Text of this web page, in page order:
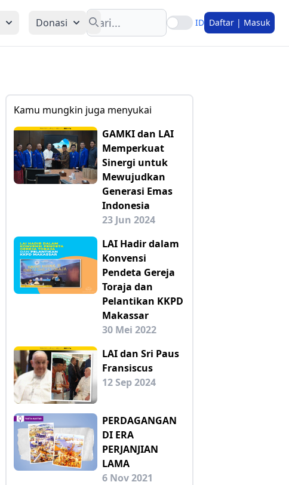
Donasi
Search
ID Daftar | Masuk
Kamu mungkin juga menyukai
GAMKI dan LAI
Memperkuat
Sinergi untuk
Mewujudkan
Generasi Emas
Indonesia
23 Jun 2024
LAI Hadir dalam
Konvensi
Pendeta Gereja
Toraja dan
Pelantikan KKPD
Makassar
30 Mei 2022
LAI dan Sri Paus
Fransiscus
12 Sep 2024
PERDAGANGAN
DI ERA
PERJANJIAN
LAMA
6 Nov 2021